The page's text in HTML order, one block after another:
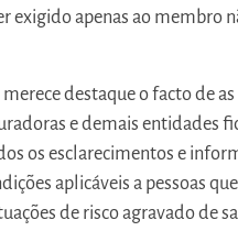
exigido apenas ao membro
destaque o facto de
e demais entidades
os esclarecimentos e
aplicáveis a pessoas
de risco agravado de